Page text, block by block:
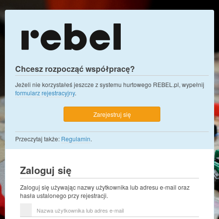
Chcesz rozpocząć współpracę?
Jeżeli nie korzystałeś jeszcze z systemu hurtowego REBEL.pl, wypełnij
formularz rejestracyjny.
Zarejestruj się
Przeczytaj także: Regulamin.
Zaloguj się
Zaloguj się używając nazwy użytkownika lub adresu e-mail oraz
hasła ustalonego przy rejestracji.
użytkownika